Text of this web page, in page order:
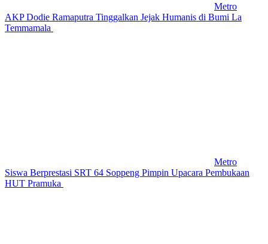
Metro
AKP Dodie Ramaputra Tinggalkan Jejak Humanis di Bumi La
Temmamala
Metro
Siswa Berprestasi SRT 64 Soppeng Pimpin Upacara Pembukaan
HUT Pramuka